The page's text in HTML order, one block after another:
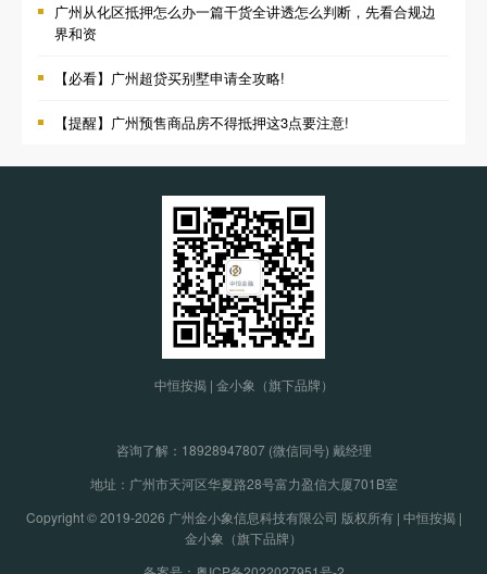
广州从化区抵押怎么办一篇干货全讲透怎么判断，先看合规边
界和资
【必看】广州超贷买别墅申请全攻略!
【提醒】广州预售商品房不得抵押这3点要注意!
中恒按揭 | 金小象（旗下品牌）
咨询了解： 18928947807 (微信同号) 戴经理
地址：广州市天河区华夏路28号富力盈信大厦701B室
Copyright © 2019-2026 广州金小象信息科技有限公司 版权所有 | 中恒按揭 |
金小象（旗下品牌）